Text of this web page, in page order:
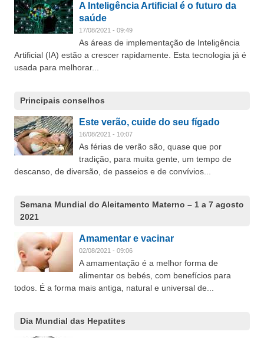
A Inteligência Artificial é o futuro da
saúde
17/08/2021 - 09:49
As áreas de implementação de Inteligência
Artificial (IA) estão a crescer rapidamente. Esta tecnologia já é
usada para melhorar...
Principais conselhos
Este verão, cuide do seu fígado
16/08/2021 - 10:07
As férias de verão são, quase que por
tradição, para muita gente, um tempo de
descanso, de diversão, de passeios e de convívios...
Semana Mundial do Aleitamento Materno – 1 a 7 agosto
2021
Amamentar e vacinar
02/08/2021 - 09:06
A amamentação é a melhor forma de
alimentar os bebés, com benefícios para
todos. É a forma mais antiga, natural e universal de...
Dia Mundial das Hepatites